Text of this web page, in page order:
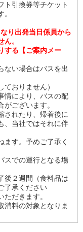
引換券等チケット
り出発当日係員から
。
する【ご案内メー
ない場合はバスを出
おりません）
情により、バスの配
ございます。
されたり、帰着後に
、当社ではそれに伴
す。予めご了承く
スでの運行となる場
後２週間（食料品は
了承ください
だきます。
料の対象となりま